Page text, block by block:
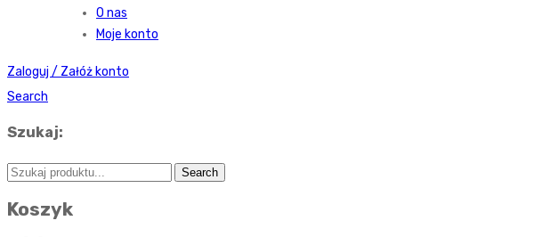
O nas
Moje konto
Zaloguj / Załóż konto
Search
Szukaj:
Koszyk